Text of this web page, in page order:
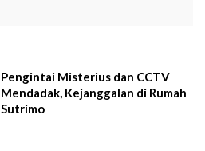
Pengintai Misterius dan CCTV
Mendadak, Kejanggalan di Rumah
Sutrimo